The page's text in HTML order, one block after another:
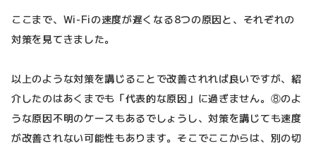
ここまで、Wi-Fiの速度が遅くなる8つの原因と、それぞれの
対策を見てきました。
以上のような対策を講じることで改善されれば良いですが、紹
介したのはあくまでも「代表的な原因」に過ぎません。⑧のよ
うな原因不明のケースもあるでしょうし、対策を講じても速度
が改善されない可能性もあります。そこでここからは、別の切